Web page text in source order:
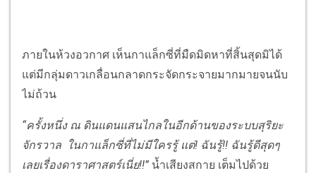
ภายในห้วงอวกาศ เห็นกาแล็กซี่ที่มืดมิดหาที่สิ้นสุดมิได้
แต่มีกลุ่มดาวเกลื่อนกลาดกระจัดกระจายมากมายจนนับ
ไม่ถ้วน
“ครั้งหนึ่ง ณ ดินแดนแสนไกลในอีกด้านของระบบสุริยะ
จักรวาล ในกาแล็กซี่ที่ไม่มีใครรู้ แต่! ฉันรู้!! ฉันรู้ดีสุดๆ
เลยเรื่องดาราศาสตร์เนี่ย!!” น้ำเสียงสกาย เต็มไปด้วย